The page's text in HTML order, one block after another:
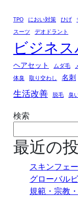
TPO におい対策 ひげ
スーツ
デオドラント
ビジネ
ヘアセット
ムダ毛
体臭
取り交わし 名刺
生活改善 脱毛 臭
検索
最近の
スキンフェ
グローバル
規範・宗教